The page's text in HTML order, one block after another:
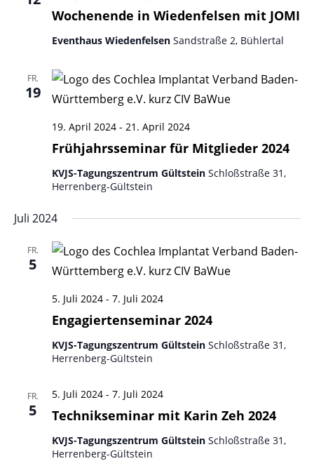
Wochenende in Wiedenfelsen mit JOMI
Eventhaus Wiedenfelsen Sandstraße 2, Bühlertal
FR.
19
Frühjahrsseminar für Mitglieder 2024
19. April 2024- 21. April 2024
KVJS-Tagungszentrum Gültstein Schloßstraße 31,
Herrenberg-Gültstein
Juli 2024
FR.
5
Engagiertenseminar 2024
5. Juli 2024- 7. Juli 2024
KVJS-Tagungszentrum Gültstein Schloßstraße 31,
Herrenberg-Gültstein
FR.
5 Technikseminar mit Karin Zeh 2024
5. Juli 2024- 7. Juli 2024
KVJS-Tagungszentrum Gültstein Schloßstraße 31,
Herrenberg-Gültstein